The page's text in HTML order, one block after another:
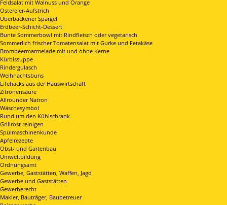
Feldsalat mit Walnuss und Orange
Ostereier-Aufstrich
Überbackener Spargel
Erdbeer-Schicht-Dessert
Bunte Sommerbowl mit Rindfleisch oder vegetarisch
Sommerlich frischer Tomatensalat mit Gurke und Fetakäse
Brombeermarmelade mit und ohne Kerne
Kürbissuppe
Rindergulasch
Weihnachtsbuns
Lifehacks aus der Hauswirtschaft
Zitronensäure
Allrounder Natron
Wäschesymbol
Rund um den Kühlschrank
Grillrost reinigen
Spülmaschinenkunde
Apfelrezepte
Obst- und Gartenbau
Umweltbildung
Ordnungsamt
Gewerbe, Gaststätten, Waffen, Jagd
Gewerbe und Gaststätten
Gewerberecht
Makler, Bauträger, Baubetreuer